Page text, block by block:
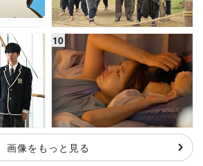
画像をもっと見る